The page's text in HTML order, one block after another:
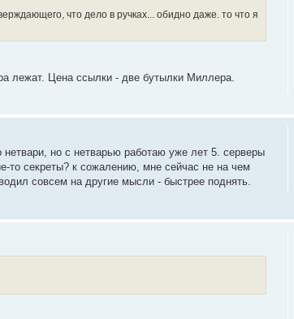
что дело в ручках... обидно даже. то что я
лежат. Цена ссылки - две бутылки Миллера.
но с нетварью работаю уже лет 5. серверы
то секреты? к сожалению, мне сейчас не на чем
совсем на другие мысли - быстрее поднять.